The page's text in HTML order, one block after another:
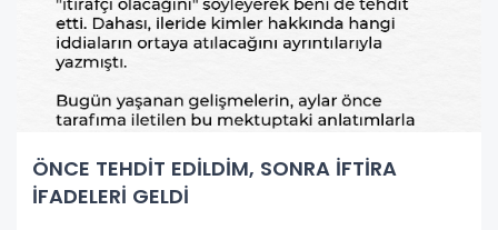
ÖNCE TEHDİT EDİLDİM, SONRA İFTİRA
İFADELERİ GELDİ